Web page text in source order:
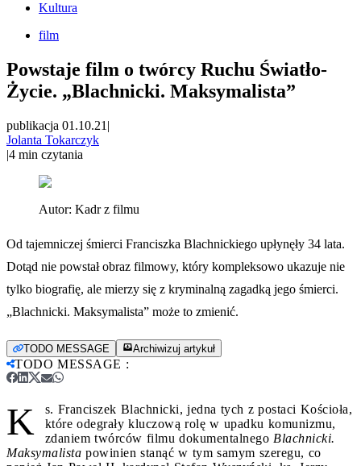
Kultura
film
Powstaje film o twórcy Ruchu Światło-
Życie. „Blachnicki. Maksymalista”
publikacja 01.10.21 |
Jolanta Tokarczyk
|4 min czytania
Autor: Kadr z filmu
Od tajemniczej śmierci Franciszka Blachnickiego upłynęły 34 lata.
Dotąd nie powstał obraz filmowy, który kompleksowo ukazuje nie
tylko biografię, ale mierzy się z kryminalną zagadką jego śmierci.
„Blachnicki. Maksymalista” może to zmienić.
TODO MESSAGE Archiwizuj artykuł
TODO MESSAGE :
K
s. Franciszek Blachnicki, jedna tych z postaci Kościoła,
które odegrały kluczową rolę w upadku komunizmu,
zdaniem twórców filmu dokumentalnego Blachnicki.
Maksymalista powinien stanąć w tym samym szeregu, co